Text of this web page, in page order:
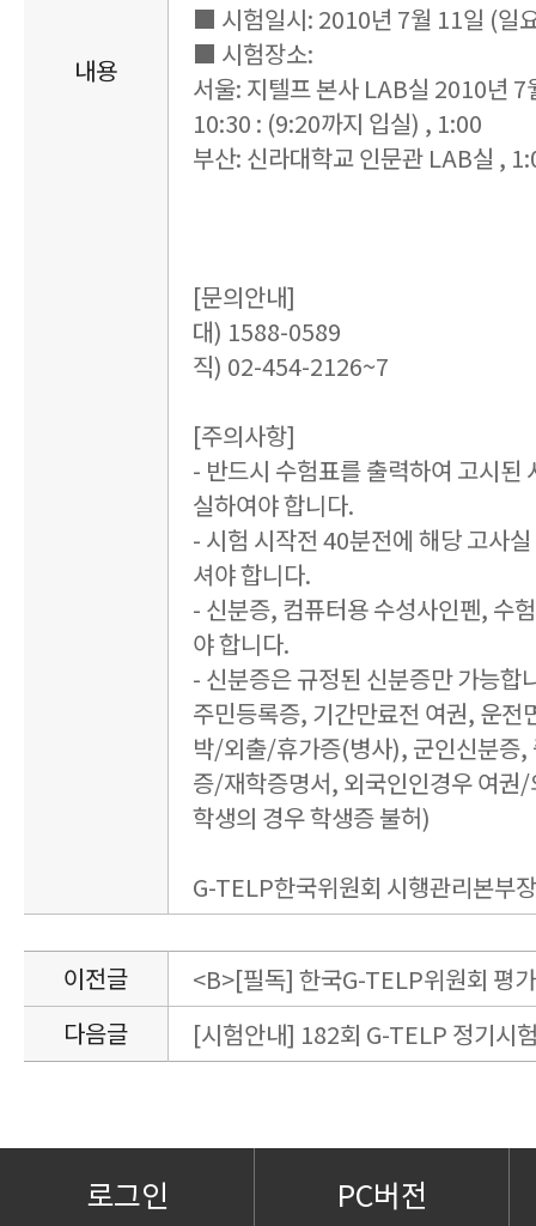
내용
■ 시험일시: 2010년 7월 11일 (일
■ 시험장소:
서울: 지텔프 본사 LAB실 2010년
10:30 : (9:20까지 입실) , 1:00
부산: 신라대학교 인문관 LAB실 ,
[문의안내]
대) 1588-0589
직) 02-454-2126~7
[주의사항]
- 반드시 수험표를 출력하여 고시된
실하여야 합니다.
- 시험 시작전 40분전에 해당 고사
셔야 합니다.
- 신분증, 컴퓨터용 수성사인펜, 수
야 합니다.
- 신분증은 규정된 신분증만 가능합
주민등록증, 기간만료전 여권, 운전
박/외출/휴가증(병사), 군인신분증,
증/재학증명서, 외국인인경우 여권
학생의 경우 학생증 불허)
G-TELP한국위원회 시행관리본부장
이전글
<B>[필독] 한국G-TELP위원회 평
다음글
[시험안내] 182회 G-TELP 정기시
로그인 PC버전